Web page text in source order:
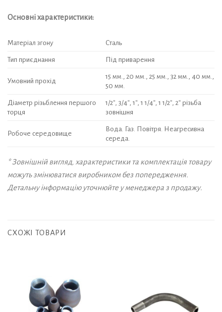
Основні характеристики:
Матеріал згону Сталь
Тип приєднання Під приварення
Умовний прохід
15 мм., 20 мм., 25 мм., 32 мм., 40 мм.,
50 мм.
Діаметр різьблення першого
торця
1/2″, 3/4″, 1″, 1 1/4″, 1 1/2″, 2″ різьба
зовнішня
Робоче середовище
Вода. Газ. Повітря. Неагресивна
середа.
* Зовнішній вигляд, характеристики та комплектація товару
можуть змінюватися виробником без попередження.
Детальну інформацію уточнюйте у менеджера з продажу.
СХОЖІ ТОВАРИ